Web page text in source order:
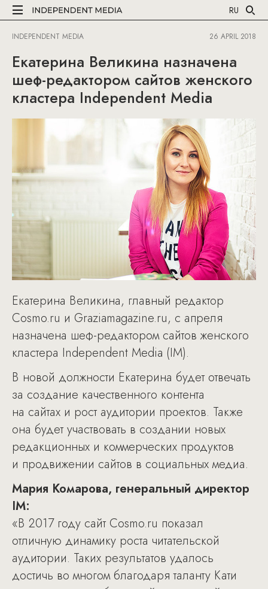
RU
INDEPENDENT MEDIA 26 APRIL 2018
Екатерина Великина назначена
шеф-редактором сайтов женского
кластера Independent Media
Екатерина Великина, главный редактор
Cosmo.ru и Graziamagazine.ru, с апреля
назначена шеф-редактором сайтов женского
кластера Independent Media (IM).
В новой должности Екатерина будет отвечать
за создание качественного контента
на сайтах и рост аудитории проектов. Также
она будет участвовать в создании новых
редакционных и коммерческих продуктов
и продвижении сайтов в социальных медиа.
Мария Комарова, генеральный директор
IM:
«В 2017 году сайт Cosmo.ru показал
отличную динамику роста читательской
аудитории. Таких результатов удалось
достичь во многом благодаря таланту Кати